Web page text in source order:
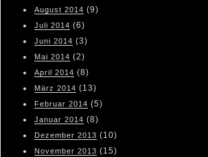
August 2014 (9)
Juli 2014 (6)
Juni 2014 (3)
Mai 2014 (2)
April 2014 (8)
März 2014 (13)
Februar 2014 (5)
Januar 2014 (8)
Dezember 2013 (10)
November 2013 (15)